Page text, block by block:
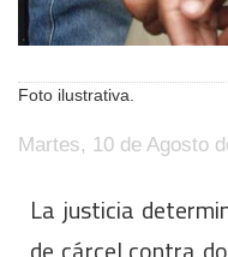
Foto ilustrativa.
Martes, 10 de Agosto
La justicia